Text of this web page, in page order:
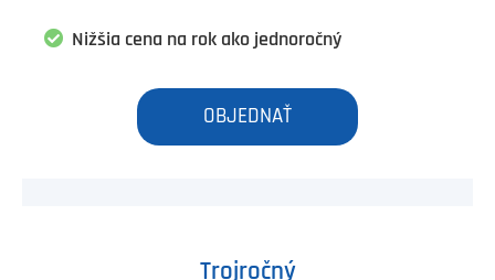
Nižšia cena na rok ako jednoročný
OBJEDNAŤ
Trojročný